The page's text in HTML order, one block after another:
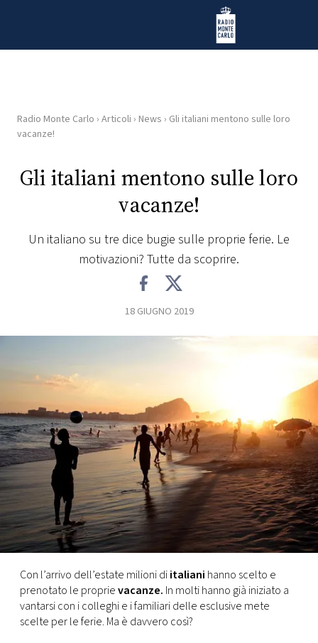
Radio Monte Carlo
HOME
RADIO
PLAYLIST
CONCORSI
EVENTI
VIDEO
TV
PRINCIPATO
DI
MONACO
RMC
Radio Monte Carlo › Articoli › News › Gli italiani mentono sulle loro
vacanze!
Gli italiani mentono sulle loro
vacanze!
Un italiano su tre dice bugie sulle proprie ferie. Le
motivazioni? Tutte da scoprire.
18 GIUGNO 2019
Con l’arrivo dell’estate milioni diitaliani hanno scelto e
prenotato le proprievacanze. In molti hanno già iniziato a
vantarsi con i colleghi e i familiari delle esclusive mete
scelte per le ferie. Ma è davvero così?